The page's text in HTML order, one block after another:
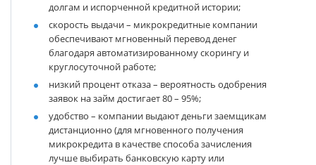
долгам и испорченной кредитной истории;
скорость выдачи– микрокредитные компании
обеспечивают мгновенный перевод денег
благодаря автоматизированному скорингу и
круглосуточной работе;
низкий процент отказа– вероятность одобрения
заявок на займ достигает 80 – 95%;
удобство – компании выдают деньги заемщикам
дистанционно (для мгновенного получения
микрокредита в качестве способа зачисления
лучше выбирать банковскую карту или